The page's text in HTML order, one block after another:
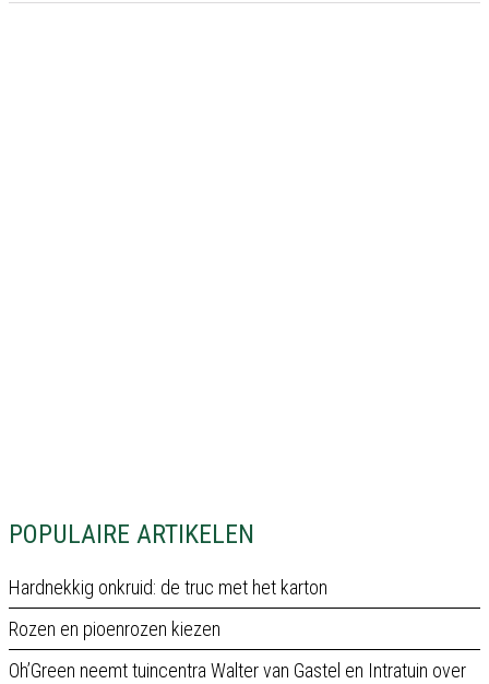
POPULAIRE ARTIKELEN
Hardnekkig onkruid: de truc met het karton
Rozen en pioenrozen kiezen
Oh’Green neemt tuincentra Walter van Gastel en Intratuin over